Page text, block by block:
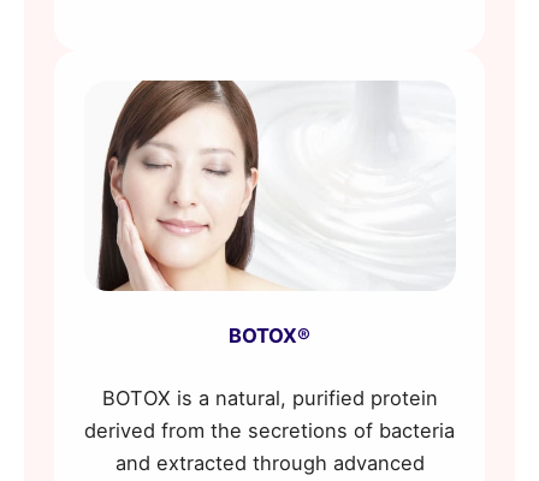
BOTOX®
BOTOX is a natural, purified protein
derived from the secretions of bacteria
and extracted through advanced